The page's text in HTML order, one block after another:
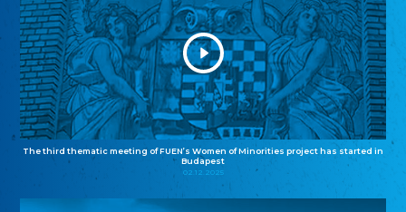
The third thematic meeting of FUEN’s Women of Minorities project has started in
Budapest
02.12.2025